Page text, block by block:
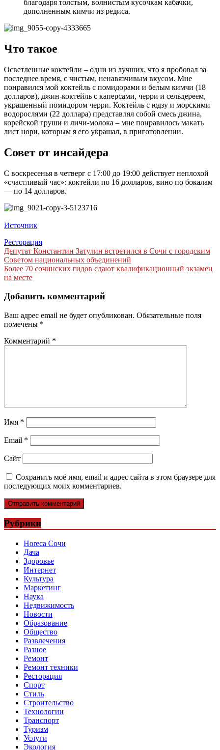
благодаря толстым, волнистым кусочкам кабачки,
дополненным кимчи из редиса.
Что такое
Осветленные коктейли – одни из лучших, что я пробовал за
последнее время, с чистым, ненавязчивым вкусом. Мне
понравился мой коктейль с помидорами и белым кимчи (18
долларов), джин-коктейль с каперсами, черри и сельдереем,
украшенный помидором черри. Коктейль с юдзу и морскими
водорослями (22 доллара) представлял собой смесь джина,
корейской груши и личи-молока – мне понравилось макать
лист нори, которым я его украшал, в приготовлении.
Совет от инсайдера
С воскресенья в четверг с 17:00 до 19:00 действует неплохой
«счастливый час»: коктейли по 16 долларов, вино по бокалам
— по 14 долларов.
Источник
Ресторация
Навигация
по
записям
Депутат Константин Затулин встретился в Сочи с городским
Советом национальных объединений
Более 70 сочинских гидов сдают квалификационный экзамен
на месте
Добавить комментарий
Ваш адрес email не будет опубликован. Обязательные поля
помечены *
Комментарий *
Имя *
Email *
Сайт
Сохранить моё имя, email и адрес сайта в этом браузере для
последующих моих комментариев.
Рубрики
Horeca Сочи
Дача
Здоровье
Интернет
Культура
Маркетинг
Наука
Недвижимость
Новости
Образование
Общество
Развлечения
Разное
Ремонт
Ремонт техники
Ресторация
Спорт
Стиль
Строительство
Технологии
Транспорт
Туризм
Услуги
Экология